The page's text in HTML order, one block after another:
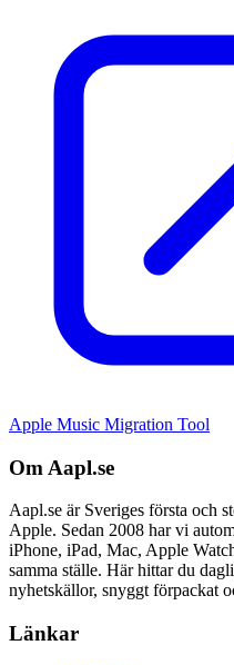
Apple Music Migration Tool
Om Aapl.se
Aapl.se är Sveriges första och
Apple. Sedan 2008 har vi
iPhone, iPad, Mac, Apple
samma ställe. Här hittar du
nyhetskällor, snyggt förpackat
Länkar